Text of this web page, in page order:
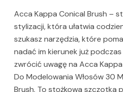
Acca Kappa Conical Brush –
stylizacji, która ułatwia
szukasz narzędzia, które
nadać im kierunek już
zwrócić uwagę na Acca
Do Modelowania Włosów 30
Brush. To stożkowa szczotka